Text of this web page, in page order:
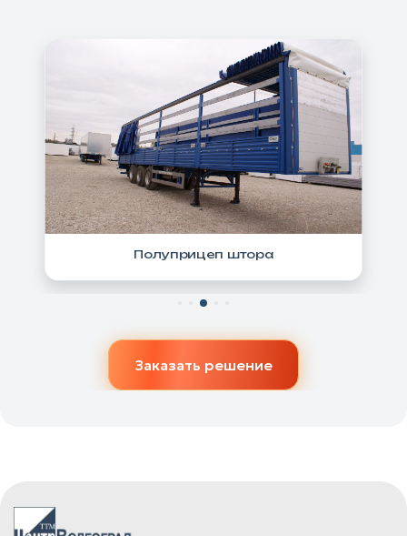
Полуприцеп штора
Заказать решение